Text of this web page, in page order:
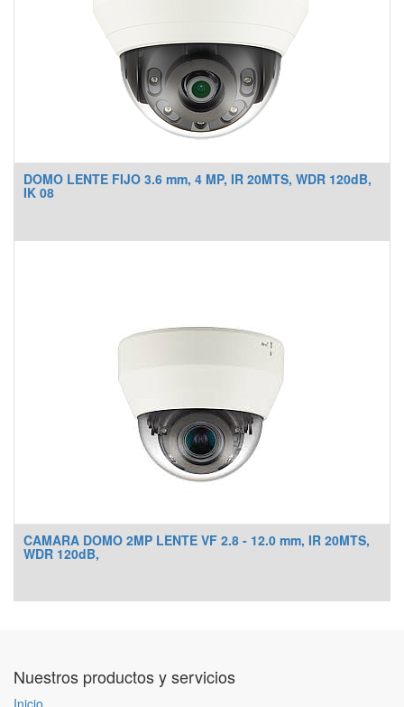
DOMO LENTE FIJO 3.6 mm, 4 MP, IR 20MTS, WDR 120dB,
IK 08
CAMARA DOMO 2MP LENTE VF 2.8 - 12.0 mm, IR 20MTS,
WDR 120dB,
Nuestros productos y servicios
Inicio